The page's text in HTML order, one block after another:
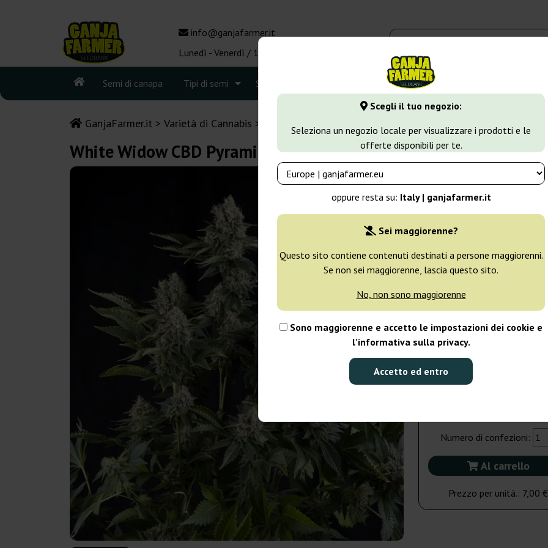
Scegli il tuo negozio:
Seleziona un negozio locale per visualizzare i prodotti e le
offerte disponibili per te.
oppure resta su: Italy | ganjafarmer.it
Sei maggiorenne?
Questo sito contiene contenuti destinati a persone maggiorenni.
Se non sei maggiorenne, lascia questo sito.
No, non sono maggiorenne
Sono maggiorenne e accetto le impostazioni dei cookie e
l’informativa sulla privacy.
Accetto ed entro
info@ganjafarmer.it
Lunedì - Venerdì / 10:00 - 16:00
Semi di canapa Tipi di semi Seedbank Tipi di marijuana Altro
GanjaFarmer.it Varietà di Cannabis
White Widow CBD Pyramid Seeds
Pyramid Seeds
3 semi
Non disponibile
5 semi
Spedito in 3-7
giorni
Numero di confezioni:
Al carrello
Prezzo per unità.: 7,00 €